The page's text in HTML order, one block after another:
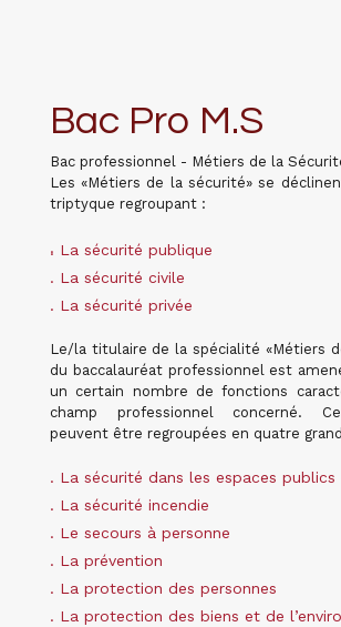
Bac Pro M.S
Bac professionnel - Métiers de la
Les «Métiers de la sécurité» se
triptyque regroupant :
.. La sécurité publique
. La sécurité civile
. La sécurité privée
Le/la titulaire de la spécialité «Métiers
du baccalauréat professionnel est
un certain nombre de fonctions
champ professionnel concerné.
peuvent être regroupées en quatre
. La sécurité dans les espaces publics
. La sécurité incendie
. Le secours à personne
. La prévention
. La protection des personnes
. La protection des biens et de